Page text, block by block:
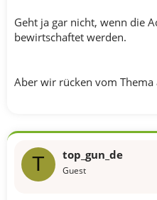
Geht ja gar nicht, wenn die
bewirtschaftet werden.
Aber wir rücken vom Thema
T top_gun_de
Guest